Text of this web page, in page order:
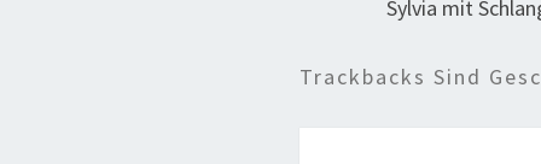
Sylvia mit
Trackbacks Sind